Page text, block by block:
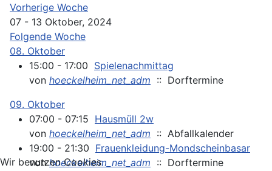
Vorherige Woche
07 - 13 Oktober, 2024
Folgende Woche
08. Oktober
15:00 - 17:00 Spielenachmittag
von hoeckelheim_net_adm :: Dorftermine
09. Oktober
07:00 - 07:15 Hausmüll 2w
von hoeckelheim_net_adm :: Abfallkalender
19:00 - 21:30 Frauenkleidung-Mondscheinbasar
von hoeckelheim_net_adm :: Dorftermine
Wir benutzen Cookies